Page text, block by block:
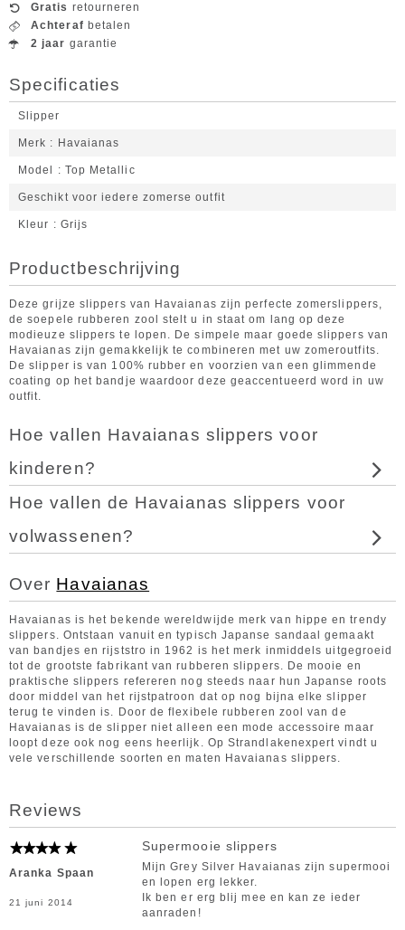
Gratis retourneren
Achteraf betalen
2 jaar garantie
Specificaties
Slipper
Merk Havaianas
Model Top Metallic
Geschikt voor iedere zomerse outfit
Kleur Grijs
Productbeschrijving
Deze grijze slippers van Havaianas zijn perfecte zomerslippers,
de soepele rubberen zool stelt u in staat om lang op deze
modieuze slippers te lopen. De simpele maar goede slippers van
Havaianas zijn gemakkelijk te combineren met uw zomeroutfits.
De slipper is van 100% rubber en voorzien van een glimmende
coating op het bandje waardoor deze geaccentueerd word in uw
outfit.
Hoe vallen Havaianas slippers voor
kinderen?
Hoe vallen de Havaianas slippers voor
volwassenen?
Over Havaianas
Havaianas is het bekende wereldwijde merk van hippe en trendy
slippers. Ontstaan vanuit en typisch Japanse sandaal gemaakt
van bandjes en rijststro in 1962 is het merk inmiddels uitgegroeid
tot de grootste fabrikant van rubberen slippers. De mooie en
praktische slippers refereren nog steeds naar hun Japanse roots
door middel van het rijstpatroon dat op nog bijna elke slipper
terug te vinden is. Door de flexibele rubberen zool van de
Havaianas is de slipper niet alleen een mode accessoire maar
loopt deze ook nog eens heerlijk. Op Strandlakenexpert vindt u
vele verschillende soorten en maten Havaianas slippers.
Reviews
Aranka Spaan
21 juni 2014
Supermooie slippers
Mijn Grey Silver Havaianas zijn supermooi
en lopen erg lekker.
Ik ben er erg blij mee en kan ze ieder
aanraden!